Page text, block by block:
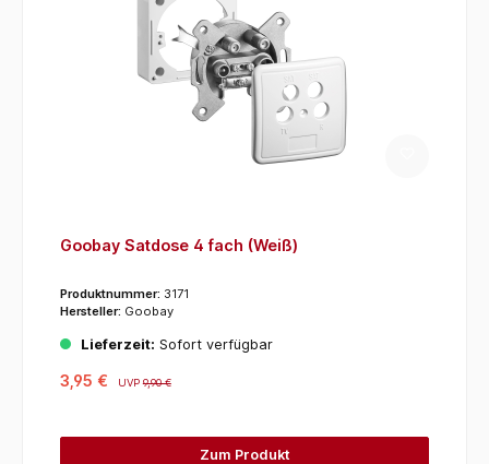
Goobay Satdose 4 fach (Weiß)
Produktnummer: 3171
Hersteller: Goobay
Lieferzeit: Sofort verfügbar
3,95 € UVP9,90 €
Zum Produkt